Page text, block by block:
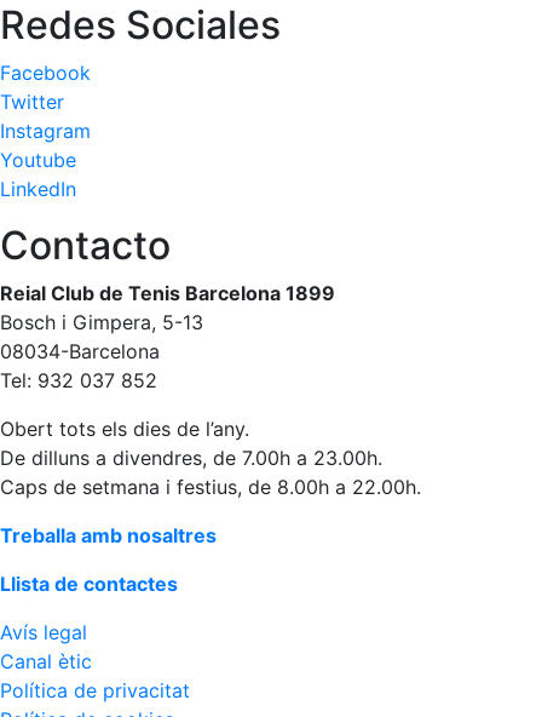
Wellness
Center
Servei de
Entrenaments
personals
dirigides
Piscina
Normativa
Restaurants
Restaurant
L'Snack
Casa Arilla
Bar
Piscina
Patrocini
Redes Sociales
Facebook
Twitter
Instagram
Youtube
LinkedIn
Contacto
Reial Club de Tenis Barcelona 1899
Bosch i Gimpera, 5-13
08034-Barcelona
Tel: 932 037 852
Obert tots els dies de l’any.
De dilluns a divendres, de 7.00h a 23.00h.
Caps de setmana i festius, de 8.00h a 22.00h.
Treballa amb nosaltres
Llista de contactes
Avís legal
Canal ètic
Política de privacitat